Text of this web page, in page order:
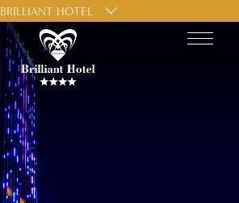
BRILLIANT HOTEL